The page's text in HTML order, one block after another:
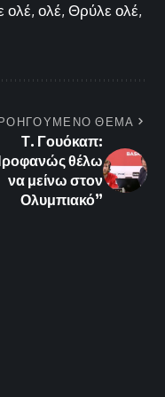
ολέ, Θρύλε ολέ,
ΘΕΜΑ
Τ. Γουόκαπ:
θέλω
να μείνω στον
Ολυμπιακό”